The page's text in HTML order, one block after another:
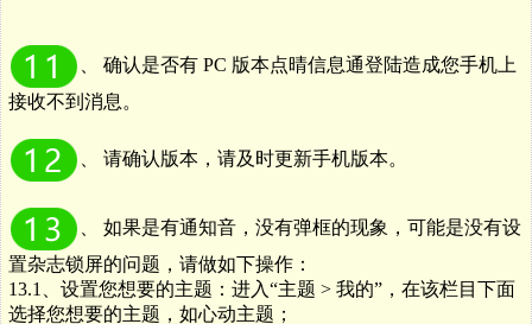
确认是否有 PC 版本点晴信息通登陆造成您手机上
接收不到消息。
请确认版本，请及时更新手机版本。
如果是有通知音，没有弹框的现象，可能是没有设
置杂志锁屏的问题，请做如下操作：
13.1、 设置您想要的主题：进入“主题 > 我的” ，在该栏目下面
选择您想要的主题，如心动主题；